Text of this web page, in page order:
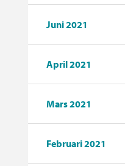
Juni 2021
April 2021
Mars 2021
Februari 2021